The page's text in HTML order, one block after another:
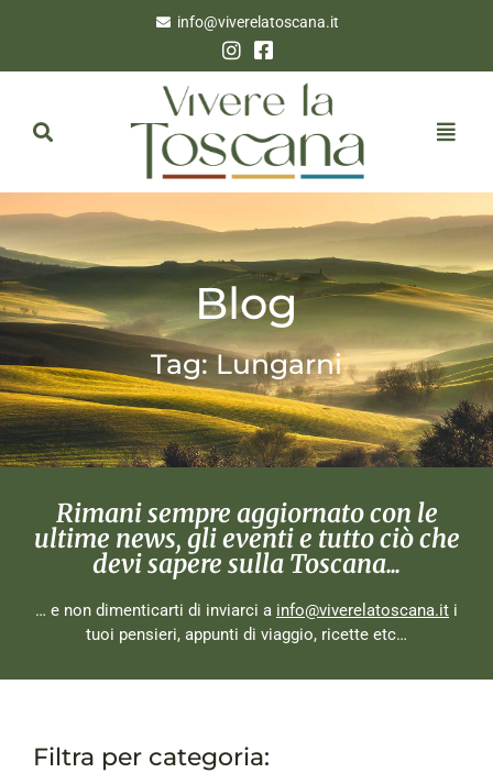
info@viverelatoscana.it
Blog
Tag: Lungarni
Rimani sempre aggiornato con le
ultime news, gli eventi e tutto ciò che
devi sapere sulla Toscana...
… e non dimenticarti di inviarci a info@viverelatoscana.it i
tuoi pensieri, appunti di viaggio, ricette etc…
Filtra per categoria: